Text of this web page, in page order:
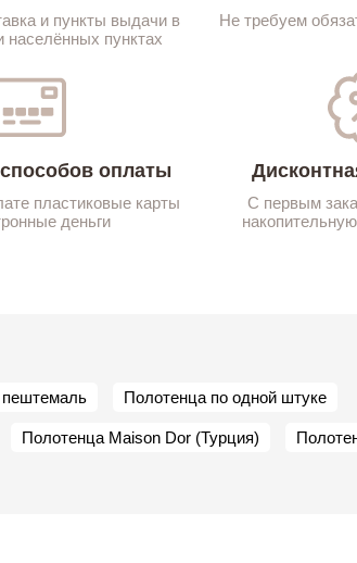
и пункты выдачи в
населённых пунктах
Не требуем
оплаты
пластиковые карты
деньги
С первым
Полотенца по одной штуке
Полотенца Maison Dor (Турция)